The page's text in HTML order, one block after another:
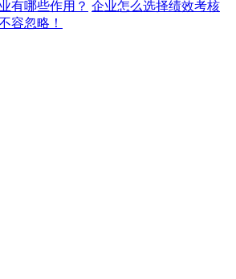
有哪些作用？ 企业怎么选择绩效考核
容忽略！